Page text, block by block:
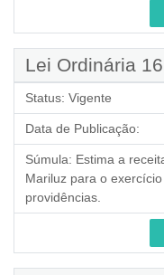
Lei Ordinária
Status: Vigente
Data de Publicação:
Súmula: Estima a
Mariluz para o
providências.